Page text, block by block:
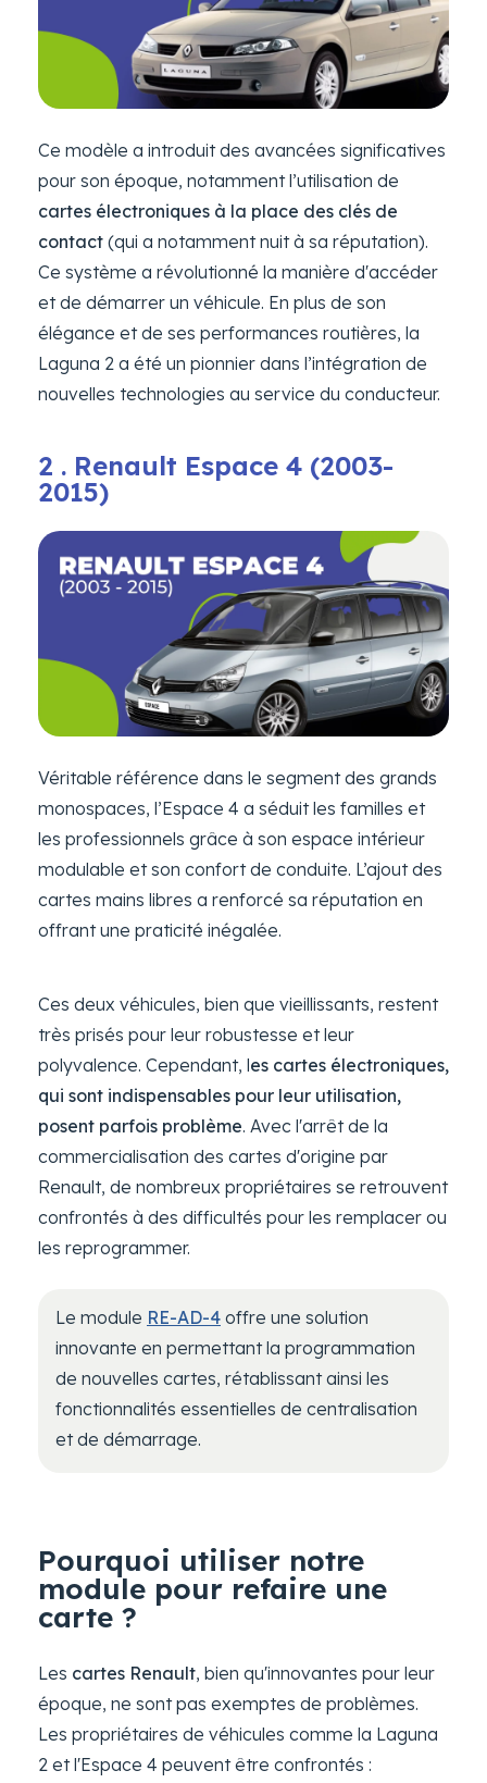
Ce modèle a introduit des avancées significatives
pour son époque, notamment l’utilisation de
cartes électroniques à la place des clés de
contact (qui a notamment nuit à sa réputation).
Ce système a révolutionné la manière d'accéder
et de démarrer un véhicule. En plus de son
élégance et de ses performances routières, la
Laguna 2 a été un pionnier dans l’intégration de
nouvelles technologies au service du conducteur.
2 . Renault Espace 4 (2003-
2015)
Véritable référence dans le segment des grands
monospaces, l’Espace 4 a séduit les familles et
les professionnels grâce à son espace intérieur
modulable et son confort de conduite. L’ajout des
cartes mains libres a renforcé sa réputation en
offrant une praticité inégalée.
Ces deux véhicules, bien que vieillissants, restent
très prisés pour leur robustesse et leur
polyvalence. Cependant, les cartes électroniques,
qui sont indispensables pour leur utilisation,
posent parfois problème. Avec l'arrêt de la
commercialisation des cartes d'origine par
Renault, de nombreux propriétaires se retrouvent
confrontés à des difficultés pour les remplacer ou
les reprogrammer.
Le module RE-AD-4 offre une solution
innovante en permettant la programmation
de nouvelles cartes, rétablissant ainsi les
fonctionnalités essentielles de centralisation
et de démarrage.
Pourquoi utiliser notre
module pour refaire une
carte ?
Les cartes Renault, bien qu'innovantes pour leur
époque, ne sont pas exemptes de problèmes.
Les propriétaires de véhicules comme la Laguna
2 et l'Espace 4 peuvent être confrontés :